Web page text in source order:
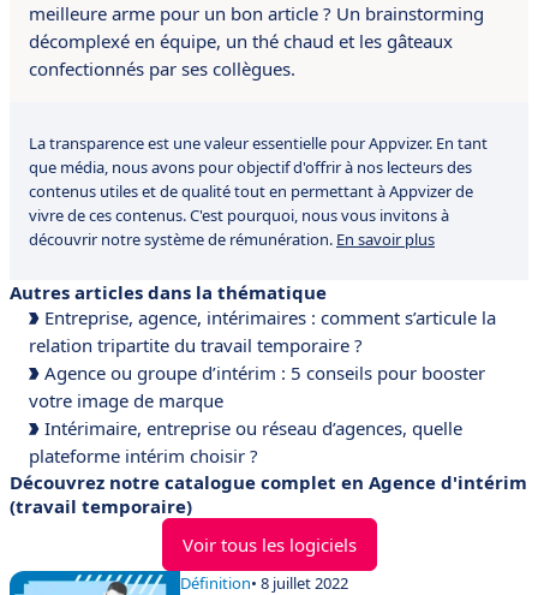
meilleure arme pour un bon article ? Un brainstorming
décomplexé en équipe, un thé chaud et les gâteaux
confectionnés par ses collègues.
La transparence est une valeur essentielle pour Appvizer. En tant
que média, nous avons pour objectif d'offrir à nos lecteurs des
contenus utiles et de qualité tout en permettant à Appvizer de
vivre de ces contenus. C'est pourquoi, nous vous invitons à
découvrir notre système de rémunération. En savoir plus
Autres articles dans la thématique
Entreprise, agence, intérimaires : comment s’articule la
relation tripartite du travail temporaire ?
Agence ou groupe d’intérim : 5 conseils pour booster
votre image de marque
Intérimaire, entreprise ou réseau d’agences, quelle
plateforme intérim choisir ?
Découvrez notre catalogue complet en Agence d'intérim
(travail temporaire)
Voir tous les logiciels
Définition• 8 juillet 2022